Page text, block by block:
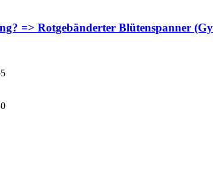
=> Rotgebänderter Blütenspanner